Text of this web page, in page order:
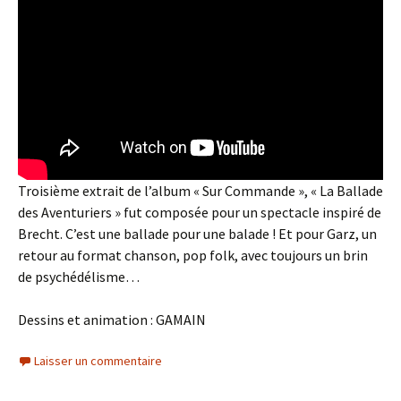
Troisième extrait de l’album « Sur Commande », « La Ballade
des Aventuriers » fut composée pour un spectacle inspiré de
Brecht. C’est une ballade pour une balade ! Et pour Garz, un
retour au format chanson, pop folk, avec toujours un brin
de psychédélisme…
Dessins et animation : GAMAIN
Laisser un commentaire